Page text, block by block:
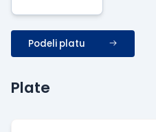
Podeli platu
Plate